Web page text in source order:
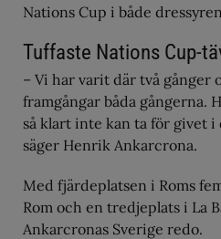
Nations Cup i både
Tuffaste Nations Cup-
– Vi har varit där två gånger
framgångar båda gångerna.
så klart inte kan ta för givet i
säger Henrik Ankarcrona.
Med fjärdeplatsen i Roms
Rom och en tredjeplats i La
Ankarcronas Sverige redo.